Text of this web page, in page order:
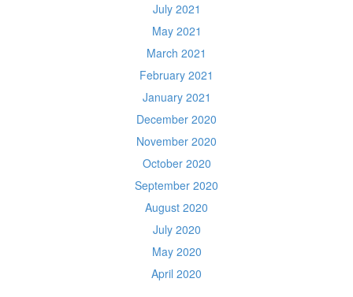
July 2021
May 2021
March 2021
February 2021
January 2021
December 2020
November 2020
October 2020
September 2020
August 2020
July 2020
May 2020
April 2020